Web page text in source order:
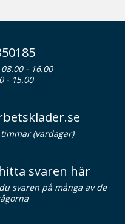
08.00 - 16.00
- 15.00
(vardagar)
svaren här
svaren på många av de